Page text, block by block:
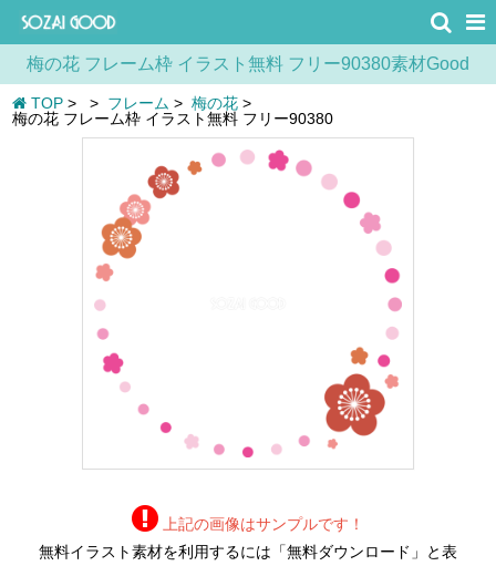
梅の花 フレーム枠 イラスト無料 フリー90380素材Good
TOP > > フレーム > 梅の花 >
梅の花 フレーム枠 イラスト無料 フリー90380
上記の画像はサンプルです！
無料イラスト素材を利用するには「無料ダウンロード」と表